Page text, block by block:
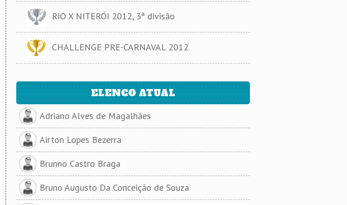
RIO X NITERÓI 2012, 3ª divisão
CHALLENGE PRE-CARNAVAL 2012
ELENCO ATUAL
Adriano Alves de Magalhães
Airton Lopes Bezerra
Brunno Castro Braga
Bruno Augusto Da Conceição de Souza